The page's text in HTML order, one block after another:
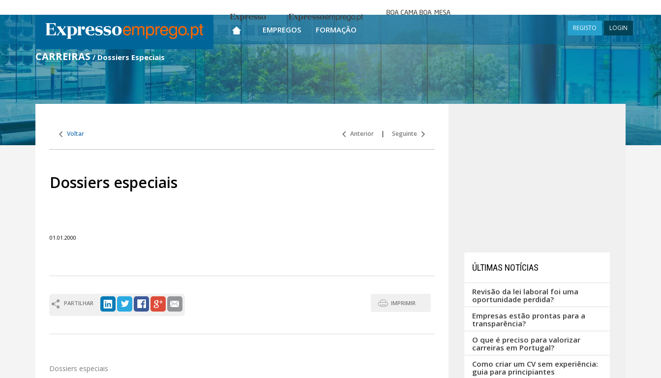
Expresso Expresso Emprego
mesa
EMPREGOS FORMAÇÃO REGISTO LOGIN
CARREIRAS / Dossiers Especiais
Voltar Anterior | Seguinte
Dossiers especiais
01.01.2000
PARTILHAR IMPRIMIR
Dossiers especiais
ÚLTIMAS NOTÍCIAS
Revisão da lei laboral foi uma
oportunidade perdida?
Empresas estão prontas para a
transparência?
O que é preciso para valorizar
carreiras em Portugal?
Como criar um CV sem experiência:
guia para principiantes